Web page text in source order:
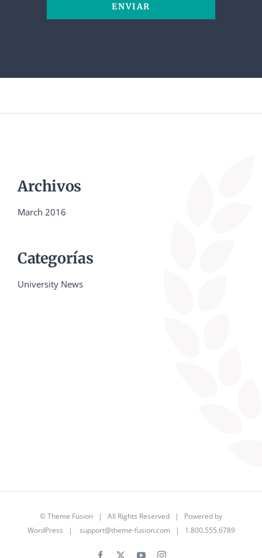
ENVIAR
Archivos
March 2016
Categorías
University News
©Theme Fusion | All Rights Reserved | Powered by
WordPress | support@theme-fusion.com | 1.800.555.6789
Facebook YouTubeInstagram